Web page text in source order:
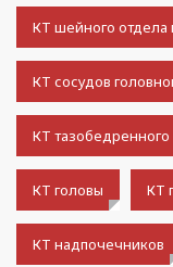
КТ шейного отдела
КТ сосудов
КТ тазобедренного
КТ головы КТ
КТ надпочечников